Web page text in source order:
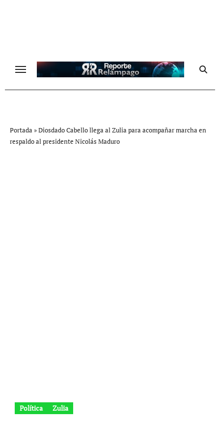
Portada »Diosdado Cabello llega al Zulia para acompañar marcha en
respaldo al presidente Nicolás Maduro
Política Zulia